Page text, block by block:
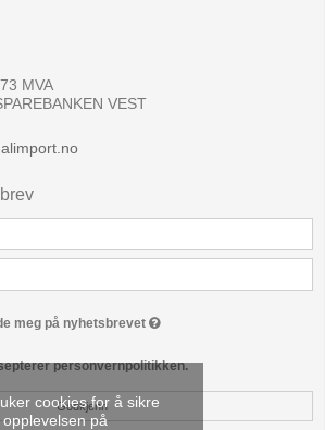
cookies for å sikre
på
MVA
VEST
meg på nyhetsbrevet
personvernpolitikken.
Godkjenn